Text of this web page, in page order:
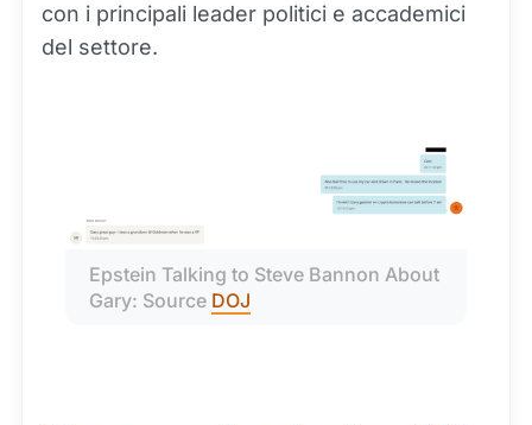
con i principali leader politici e accademici
del settore.
Epstein Talking to Steve Bannon About
Gary: Source DOJ